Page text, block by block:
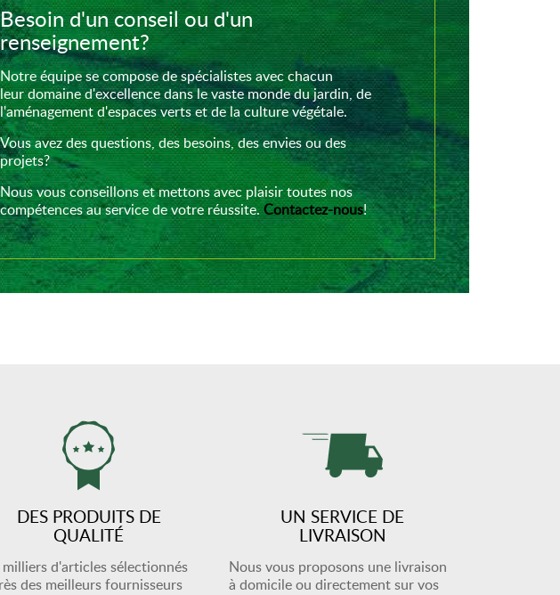
Besoin d'un conseil ou d'un
renseignement?
Notre équipe se compose de spécialistes avec chacun
leur domaine d'excellence dans le vaste monde du jardin, de
l'aménagement d'espaces verts et de la culture végétale.
Vous avez des questions, des besoins, des envies ou des
projets?
Nous vous conseillons et mettons avec plaisir toutes nos
compétences au service de votre réussite.Contactez-nous!
DES PRODUITS DE
QUALITÉ
milliers d'articles sélectionnés
des meilleurs fournisseurs
UN SERVICE DE
LIVRAISON
Nous vous proposons une livraison
à domicile ou directement sur vos